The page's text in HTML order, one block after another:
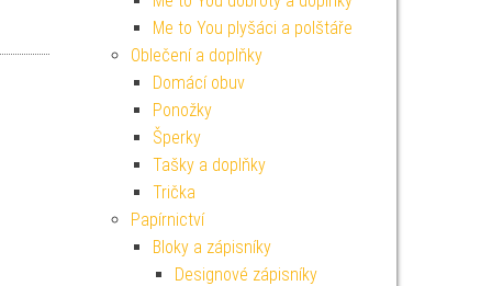
cena byla: 25 Kč.
Aktuální cena je: 22 Kč.Me to You plyšáci a polštáře
Oblečení a doplňky
Domácí obuv
Ponožky
Šperky
Tašky a doplňky
Trička
Papírnictví
Bloky a zápisníky
Designové zápisníky